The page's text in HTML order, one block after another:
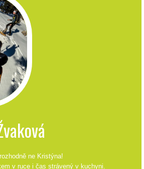
ne Kristýna!
v ruce i čas strávený v kuchyni.